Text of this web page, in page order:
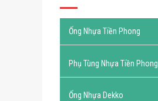
Ống Nhựa Tiền Phong
Phụ Tùng Nhựa Tiền Phong
Ống Nhựa Dekko